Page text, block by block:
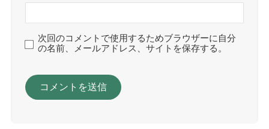
次回のコメントで使用するためブラウザーに自分
の名前、メールアドレス、サイトを保存する。